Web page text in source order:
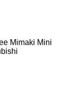
Mimaki Mini